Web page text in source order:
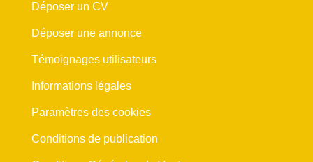
Déposer un CV
Déposer une annonce
Témoignages utilisateurs
Informations légales
Paramètres des cookies
Conditions de publication